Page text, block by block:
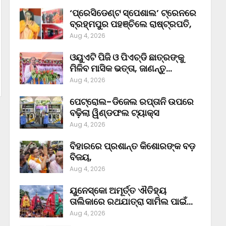
‘ପ୍ରେସିଡେଣ୍ଟ ସ୍ପେଶାଲ’ ଟ୍ରେନରେ
ବ୍ରହ୍ମପୁର ପହଞ୍ଚିଲେ ରାଷ୍ଟ୍ରପତି,
Aug 4, 2026
ଓୟୁଏଟି ପିଜି ଓ ପିଏଚ୍‌ଡି ଛାତ୍ରଙ୍କୁ
ମିଳିବ ମାସିକ ଭତ୍ତା, ଜାଣନ୍ତୁ…
Aug 4, 2026
ପେଟ୍ରୋଲ-ଡିଜେଲ ରପ୍ତାନି ଉପରେ
ବଢ଼ିଲା ୱିଣ୍ଡଫଲ ଟ୍ୟାକ୍ସ
Aug 4, 2026
ବିହାରରେ ପ୍ରଶାନ୍ତ କିଶୋରଙ୍କ ବଡ଼
ବିଜୟ,
Aug 4, 2026
ୟୁନେସ୍କୋ ଅମୂର୍ତ୍ତ ଐତିହ୍ୟ
ତାଲିକାରେ ରଥଯାତ୍ରା ସାମିଲ ପାଇଁ…
Aug 4, 2026